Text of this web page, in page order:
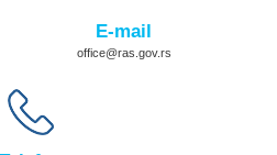
E-mail
office@ras.gov.rs